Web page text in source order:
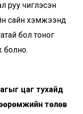
руу чиглэсэн
сайн хэмжээнд
бол тоног
болно.
цаг тухайд
төлөв